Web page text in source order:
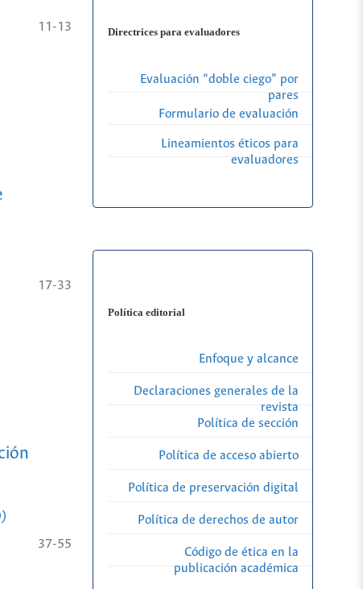
11-13
17-33
37-55
Directrices para evaluadores
Evaluación “doble ciego” por
pares
Formulario de evaluación
Lineamientos éticos para
evaluadores
Política editorial
Enfoque y alcance
Declaraciones generales de la
revista
Política de sección
Política de acceso abierto
Política de preservación digital
Política de derechos de autor
Código de ética en la
publicación académica